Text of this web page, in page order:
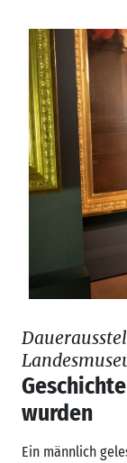
wurden
Ein männlich